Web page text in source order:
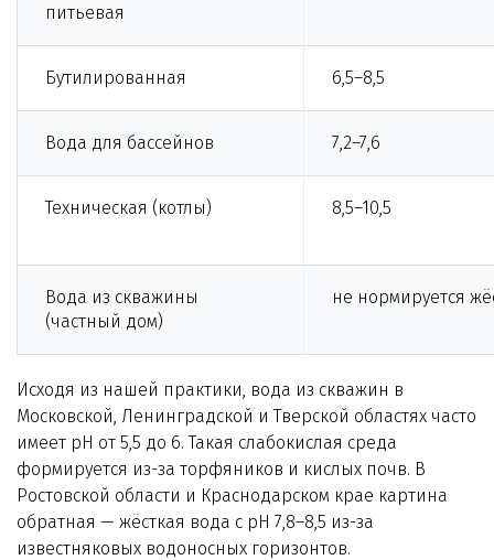
питьевая
Бутилированная 6,5–8,5
Вода для бассейнов 7,2–7,6
Техническая (котлы) 8,5–10,5
Вода из скважины
(частный дом)
не нормируется
Исходя из нашей практики, вода из скважин в
Московской, Ленинградской и Тверской областях часто
имеет pH от 5,5 до 6. Такая слабокислая среда
формируется из-за торфяников и кислых почв. В
Ростовской области и Краснодарском крае картина
обратная — жёсткая вода с pH 7,8–8,5 из-за
известняковых водоносных горизонтов.